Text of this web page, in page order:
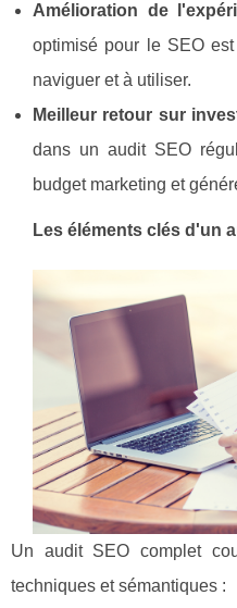
Amélioration de
optimisé pour le SEO
naviguer et à utiliser.
Meilleur retour sur
dans un audit SEO
budget marketing et
Les éléments clés d'un
Un audit SEO complet
techniques et sémantiques :